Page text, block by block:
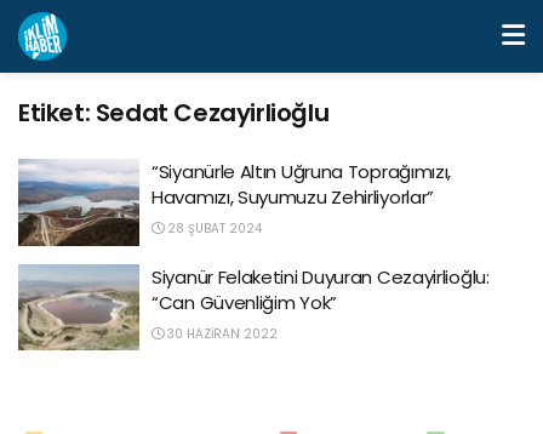
Etiket: Sedat Cezayirlioğlu
“Siyanürle Altın Uğruna Toprağımızı,
Havamızı, Suyumuzu Zehirliyorlar”
28 ŞUBAT 2024
Siyanür Felaketini Duyuran Cezayirlioğlu:
“Can Güvenliğim Yok”
30 HAZIRAN 2022